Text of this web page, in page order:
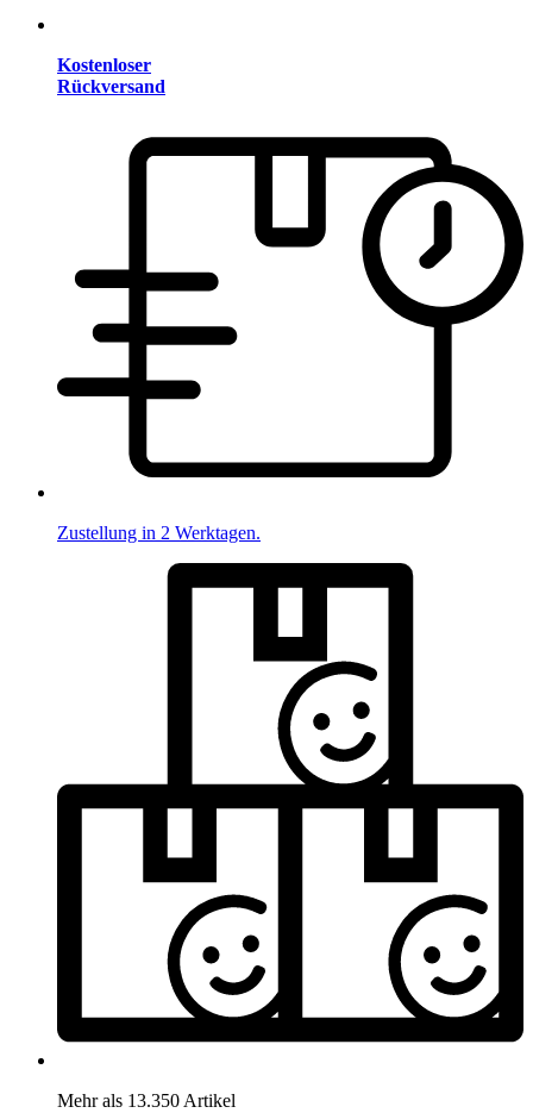
Kostenloser
Rückversand
Zustellung in 2 Werktagen.
Mehr als 13.350 Artikel